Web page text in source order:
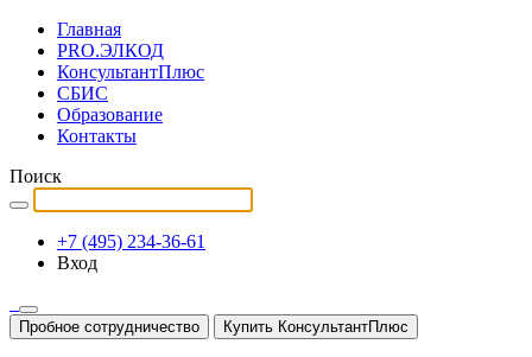
Главная
PRO.ЭЛКОД
КонсультантПлюс
СБИС
Образование
Контакты
Поиск
+7 (495) 234-36-61
Вход
Пробное сотрудничество Купить КонсультантПлюс